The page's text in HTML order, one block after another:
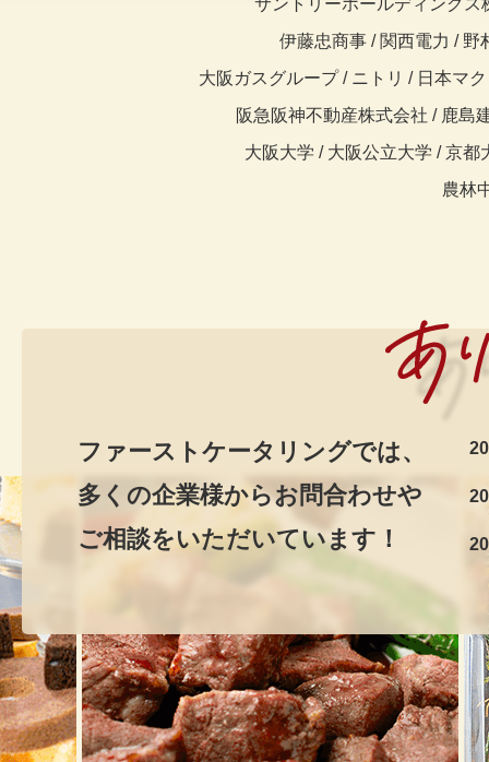
サントリーホールディング
伊藤忠商事 / 関西電力 / 野
大阪ガスグループ / ニトリ / 日本マ
阪急阪神不動産株式会社 / 鹿島
大阪大学 /大阪公立大学 / 京都
農林
ファーストケータリングでは、
多くの企業様からお問合わせや
ご相談をいただいています！